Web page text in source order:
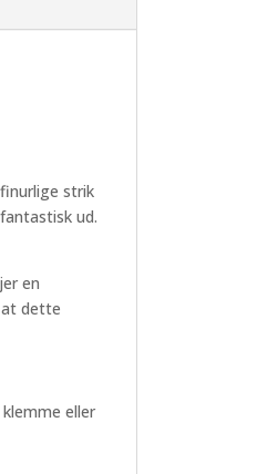
strik
ud.
en
at dette
eller